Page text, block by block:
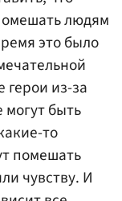
людям
это было
герои из-за
могут быть
то
помешать
чувству. И